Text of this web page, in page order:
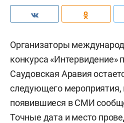
Организаторы
конкурса «Интервидение»
Саудовская Аравия
следующего мероприятия,
появившиеся в СМИ
Точные дата и место